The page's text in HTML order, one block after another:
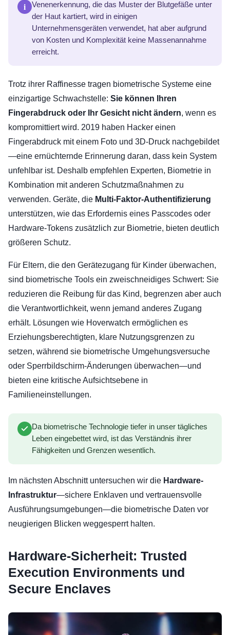
i
Venenerkennung, die das Muster der Blutgefäße unter
der Haut kartiert, wird in einigen
Unternehmensgeräten verwendet, hat aber aufgrund
von Kosten und Komplexität keine Massenannahme
erreicht.
Trotz ihrer Raffinesse tragen biometrische Systeme eine
einzigartige Schwachstelle: Sie können Ihren
Fingerabdruck oder Ihr Gesicht nicht ändern, wenn es
kompromittiert wird. 2019 haben Hacker einen
Fingerabdruck mit einem Foto und 3D-Druck nachgebildet
—eine ernüchternde Erinnerung daran, dass kein System
unfehlbar ist. Deshalb empfehlen Experten, Biometrie in
Kombination mit anderen Schutzmaßnahmen zu
verwenden. Geräte, die Multi-Faktor-Authentifizierung
unterstützen, wie das Erfordernis eines Passcodes oder
Hardware-Tokens zusätzlich zur Biometrie, bieten deutlich
größeren Schutz.
Für Eltern, die den Gerätezugang für Kinder überwachen,
sind biometrische Tools ein zweischneidiges Schwert: Sie
reduzieren die Reibung für das Kind, begrenzen aber auch
die Verantwortlichkeit, wenn jemand anderes Zugang
erhält. Lösungen wie Hoverwatch ermöglichen es
Erziehungsberechtigten, klare Nutzungsgrenzen zu
setzen, während sie biometrische Umgehungsversuche
oder Sperrbildschirm-Änderungen überwachen—und
bieten eine kritische Aufsichtsebene in
Familieneinstellungen.
Da biometrische Technologie tiefer in unser tägliches
Leben eingebettet wird, ist das Verständnis ihrer
Fähigkeiten und Grenzen wesentlich.
Im nächsten Abschnitt untersuchen wir die Hardware-
Infrastruktur—sichere Enklaven und vertrauensvolle
Ausführungsumgebungen—die biometrische Daten vor
neugierigen Blicken weggesperrt halten.
Hardware-Sicherheit: Trusted
Execution Environments und
Secure Enclaves